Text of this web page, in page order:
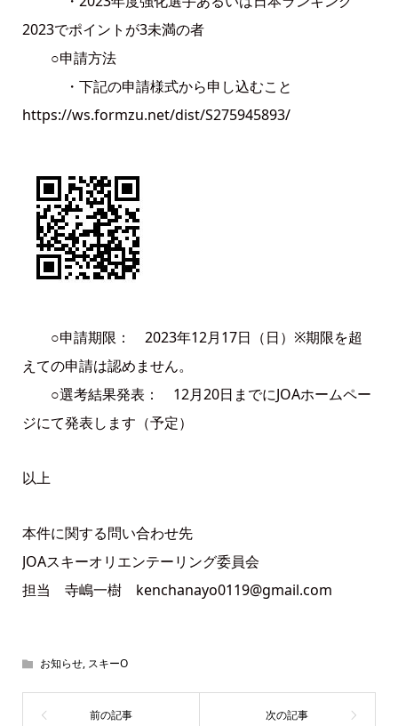
2023でポイントが3未満の者
○申請方法
・下記の申請様式から申し込むこと
https://ws.formzu.net/dist/S275945893/
○申請期限： 2023年12月17日（日）※期限を超
えての申請は認めません。
○選考結果発表： 12月20日までにJOAホームペー
ジにて発表します（予定）
以上
本件に関する問い合わせ先
JOAスキーオリエンテーリング委員会
担当 寺嶋一樹 kenchanayo0119@gmail.com
お知らせ, スキーO